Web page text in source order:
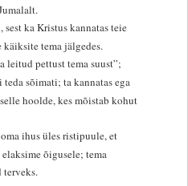
ka Kristus kannatas teie
käiksite tema jälgedes.
leitud pettust tema suust”;
sõimati; ta kannatas ega
hoolde, kes mõistab kohut
ihus üles ristipuule, et
õigusele; tema
terveks.